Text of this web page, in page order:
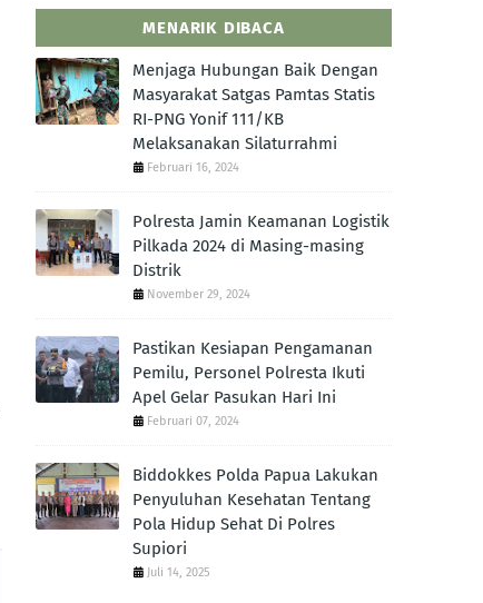
MENARIK DIBACA
Menjaga Hubungan Baik Dengan
Masyarakat Satgas Pamtas Statis
RI-PNG Yonif 111/KB
Melaksanakan Silaturrahmi
Februari 16, 2024
Polresta Jamin Keamanan Logistik
Pilkada 2024 di Masing-masing
Distrik
November 29, 2024
Pastikan Kesiapan Pengamanan
Pemilu, Personel Polresta Ikuti
Apel Gelar Pasukan Hari Ini
Februari 07, 2024
Biddokkes Polda Papua Lakukan
Penyuluhan Kesehatan Tentang
Pola Hidup Sehat Di Polres
Supiori
Juli 14, 2025